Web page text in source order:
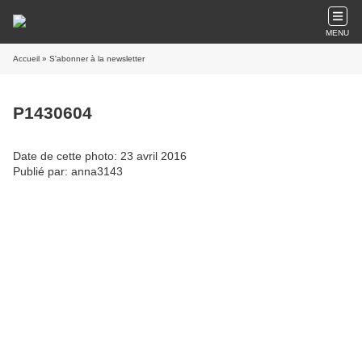
MENU
Accueil » S'abonner à la newsletter
P1430604
Date de cette photo: 23 avril 2016
Publié par: anna3143